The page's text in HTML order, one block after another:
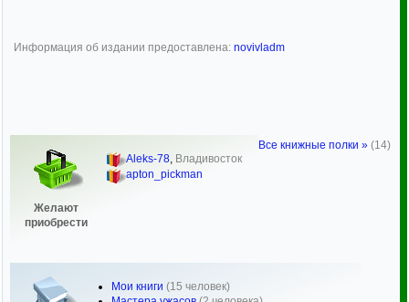
Информация об издании предоставлена: novivladm
Желают
приобрести
Aleks-78, Владивосток
apton_pickman
Мои книги (15 человек)
Все книжные полки » (14)